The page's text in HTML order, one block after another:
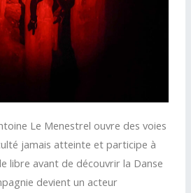
Le Menestrel ouvre des voies
jamais atteinte et participe à
libre avant de découvrir la Danse
devient un acteur